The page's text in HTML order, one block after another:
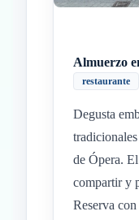
Almuerzo
restaurante
Degusta
de Ópera.
compartir y
Reserva